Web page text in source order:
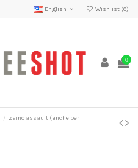
English Wishlist (0)
0
zaino assault (anche per